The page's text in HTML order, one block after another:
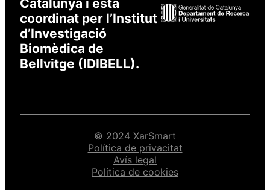
Catalunya i està
coordinat per l’Institut
d’Investigació
Biomèdica de
Bellvitge (IDIBELL).
© 2024 XarSmart
Política de privacitat
Avís legal
Política de cookies